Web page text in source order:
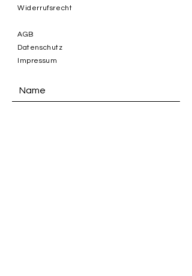
Widerrufsrecht
AGB
Datenschutz
Impressum